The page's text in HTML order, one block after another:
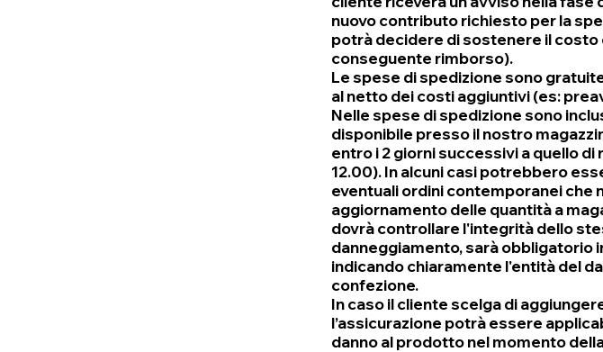
nuovo contributo richiesto per la
potrà decidere di sostenere il costo
conseguente rimborso).
Le spese di spedizione sono
al netto dei costi aggiuntivi (es:
Nelle spese di spedizione sono
disponibile presso il nostro
entro i 2 giorni successivi a quello
12.00). In alcuni casi potrebbero
eventuali ordini contemporanei che
aggiornamento delle quantità a
dovrà controllare l'integrità dello
danneggiamento, sarà obbligatorio
indicando chiaramente l'entità del
confezione.
In caso il cliente scelga di
l’assicurazione potrà essere
danno al prodotto nel momento